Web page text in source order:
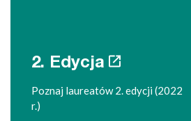
2. Edycja
Poznaj laureatów 2. edycji (2022
r.)